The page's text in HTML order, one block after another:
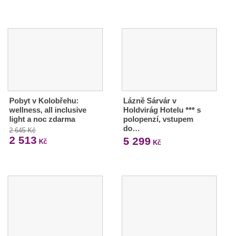
Pobyt v Kolobřehu:
wellness, all inclusive
light a noc zdarma
2 645 Kč
2 513 Kč
Lázně Sárvár v
Holdvirág Hotelu *** s
polopenzí, vstupem
do…
5 299 Kč